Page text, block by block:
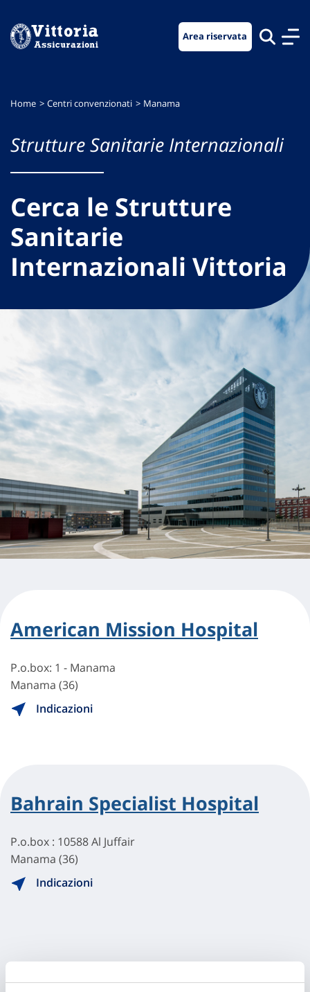
menu
contenuto
footer
Area riservata
Home Centri convenzionati Manama
Strutture Sanitarie Internazionali
Cerca le Strutture
Sanitarie
Internazionali Vittoria
American Mission Hospital
P.o.box: 1 - Manama
Manama (36)
Indicazioni
Bahrain Specialist Hospital
P.o.box : 10588 Al Juffair
Manama (36)
Indicazioni